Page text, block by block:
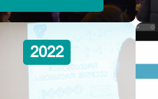
2022